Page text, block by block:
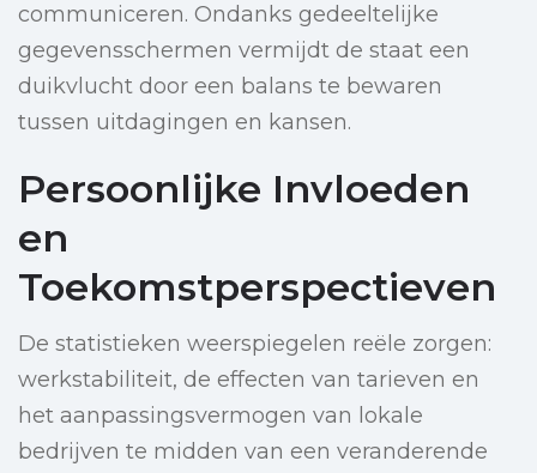
communiceren. Ondanks gedeeltelijke
gegevensschermen vermijdt de staat een
duikvlucht door een balans te bewaren
tussen uitdagingen en kansen.
Persoonlijke Invloeden
en
Toekomstperspectieven
De statistieken weerspiegelen reële zorgen:
werkstabiliteit, de effecten van tarieven en
het aanpassingsvermogen van lokale
bedrijven te midden van een veranderende